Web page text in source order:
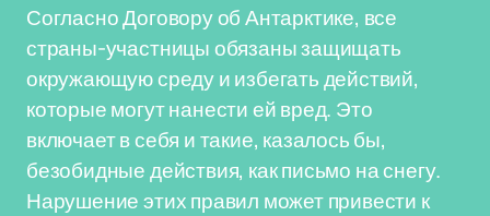
Согласно Договору об Антарктике, все
страны-участницы обязаны защищать
окружающую среду и избегать действий,
которые могут нанести ей вред. Это
включает в себя и такие, казалось бы,
безобидные действия, как письмо на снегу.
Нарушение этих правил может привести к